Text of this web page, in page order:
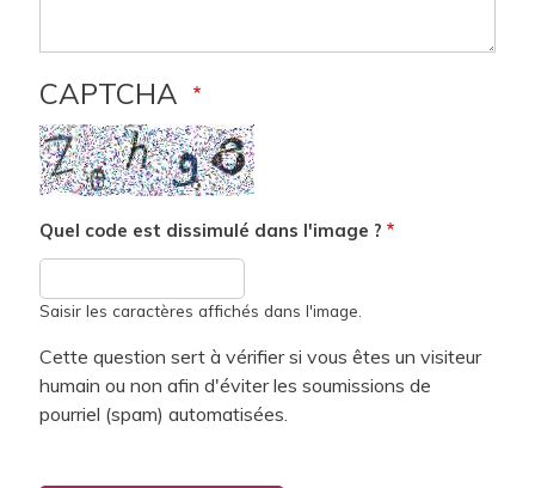
CAPTCHA
Quel code est dissimulé dans l'image ?
Saisir les caractères affichés dans l'image.
Cette question sert à vérifier si vous êtes un visiteur
humain ou non afin d'éviter les soumissions de
pourriel (spam) automatisées.